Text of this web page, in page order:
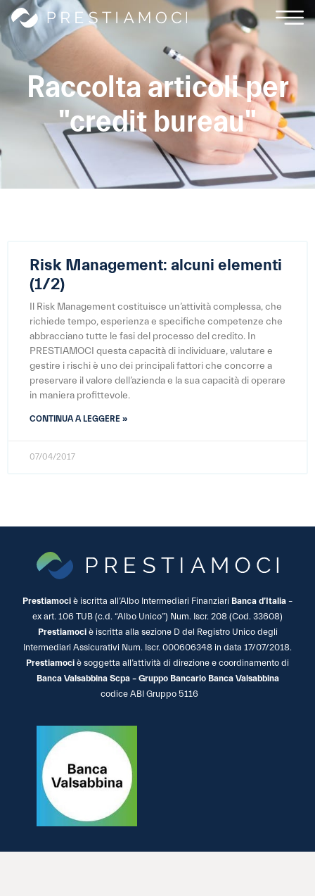
Raccolta articoli per
"credit bureau"
Risk Management: alcuni elementi
(1/2)
Il Risk Management costituisce un’attività complessa, che
richiede tempo, esperienza e specifiche competenze che
abbracciano tutte le fasi del processo del credito. In
PRESTIAMOCI questa capacità di individuare, valutare e
gestire i rischi è uno dei principali fattori che concorre a
preservare il valore dell’azienda e la sua capacità di operare
in maniera profittevole.
CONTINUA A LEGGERE »
07/04/2017
Prestiamoci è iscritta all’Albo Intermediari Finanziari Banca d’Italia –
ex art. 106 TUB (c.d. “Albo Unico”) Num. Iscr. 208 (Cod. 33608)
Prestiamociè iscritta alla sezione D del Registro Unico degli
Intermediari Assicurativi Num. Iscr. 000606348 in data 17/07/2018.
Prestiamoci è soggetta all’attività di direzione e coordinamento di
Banca Valsabbina Scpa – Gruppo Bancario Banca Valsabbina
codice ABI Gruppo 5116